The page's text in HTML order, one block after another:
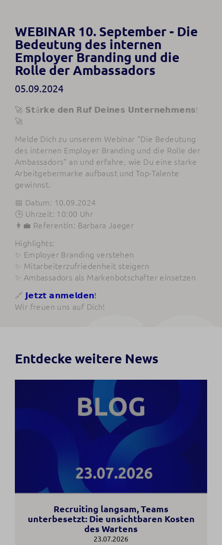
WEBINAR 10. September - Die
Bedeutung des internen
Employer Branding und die
Rolle der Ambassadors
05.09.2024
🚀 𝗦𝘁ä𝗿𝗸𝗲 𝗱𝗲𝗻 𝗥𝘂𝗳 𝗗𝗲𝗶𝗻𝗲𝘀 𝗨𝗻𝘁𝗲𝗿𝗻𝗲𝗵𝗺𝗲𝗻𝘀!
🚀
Melde Dich zu unserem Webinar "Die Bedeutung
des internen Employer Branding und die Rolle der
Ambassadors" an und erfahre, wie Du eine starke
Arbeitgebermarke aufbaust und Top-Talente
gewinnst.
📅 Datum: 10.09.2024
🕒 Uhrzeit: 10:00 Uhr
👩‍💼 Referentin: Barbara Jaeger
Highlights:
✨ Employer Branding verstehen
✨ Mitarbeiterzufriedenheit steigern
✨ Ambassadors als Markenbotschafter einsetzen
🔗 𝗝𝗲𝘁𝘇𝘁 𝗮𝗻𝗺𝗲𝗹𝗱𝗲𝗻!
Wir freuen uns auf Dich!
Entdecke weitere News
Recruiting langsam, Teams
unterbesetzt: Die unsichtbaren Kosten
des Wartens
23.07.2026